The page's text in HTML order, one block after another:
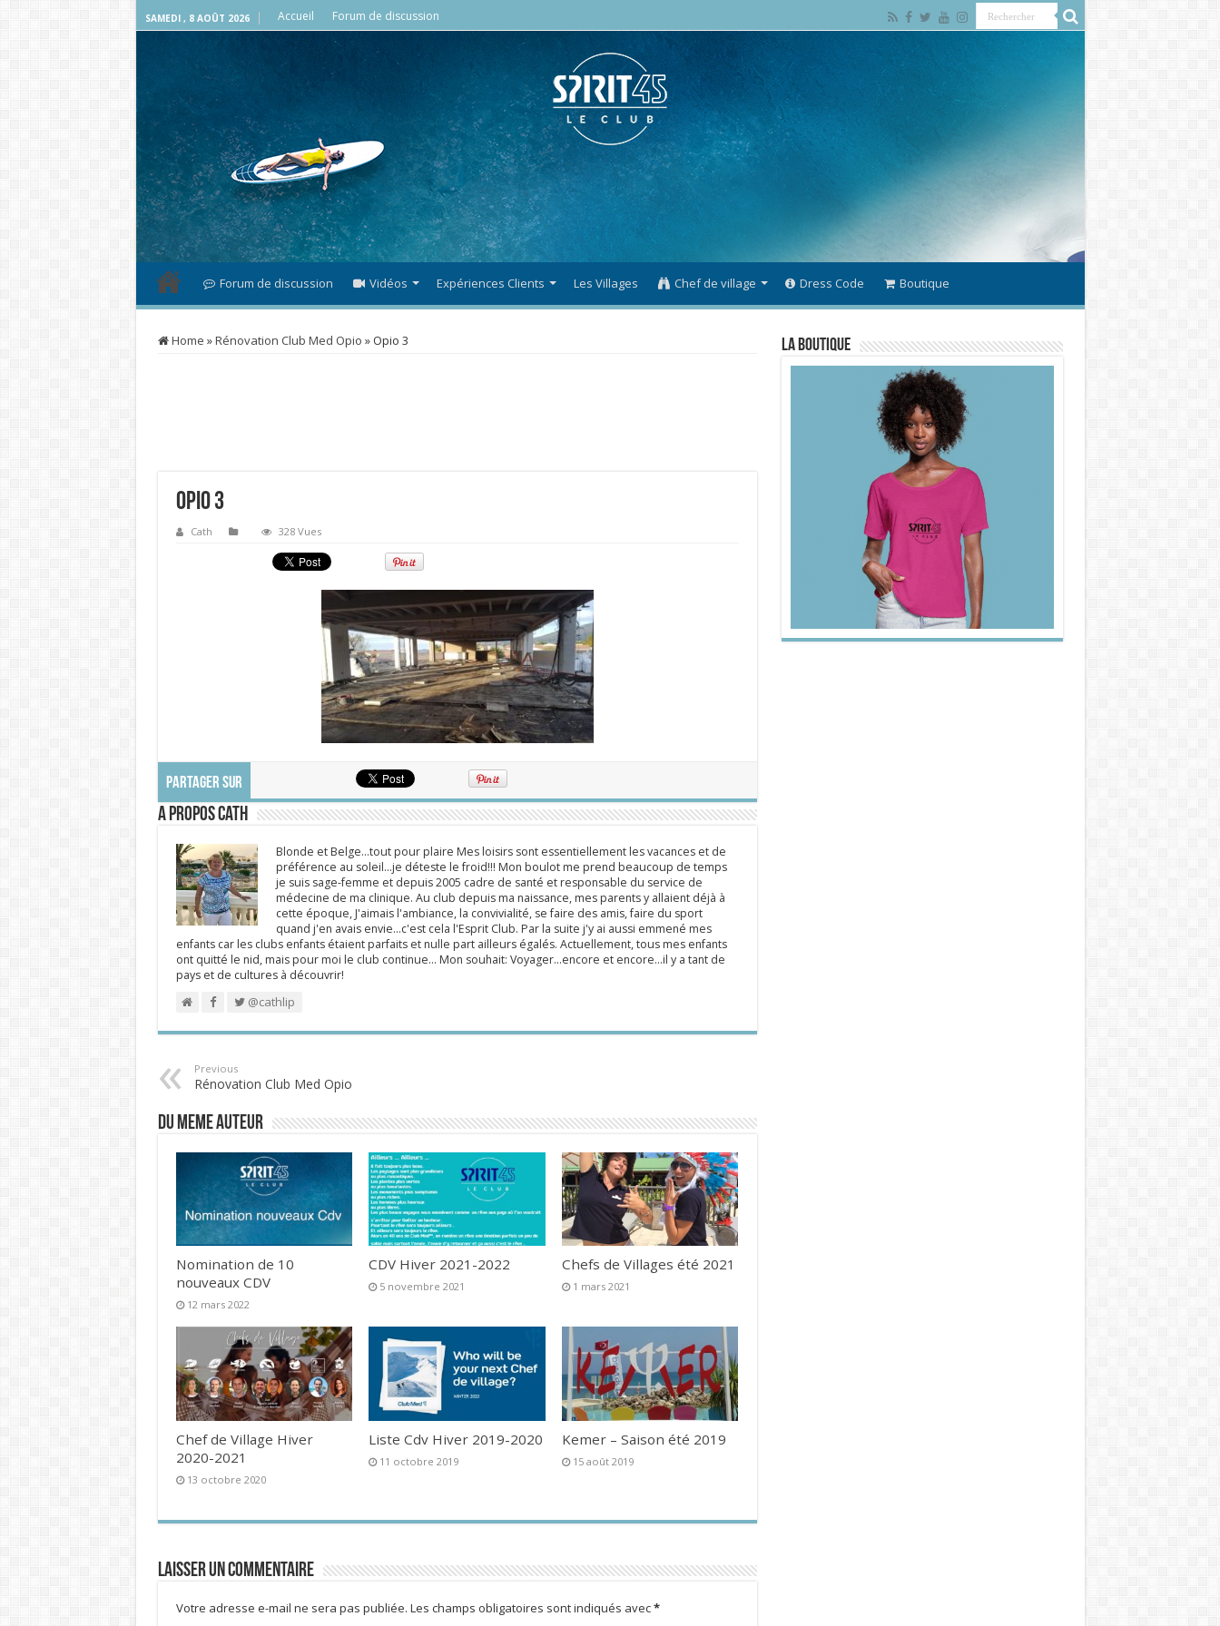
SAMEDI , 8 AOÛT 2026 Accueil Forum de discussion
Forum de discussion Vidéos Expériences Clients Les Villages Chef de village Dress Code Boutique
Home »Rénovation Club Med Opio »Opio 3
Opio 3
Cath 328 Vues
PARTAGER SUR
A propos Cath
Blonde et Belge...tout pour plaire Mes loisirs sont essentiellement les vacances et de
préférence au soleil...je déteste le froid!!! Mon boulot me prend beaucoup de temps
je suis sage-femme et depuis 2005 cadre de santé et responsable du service de
médecine de ma clinique. Au club depuis ma naissance, mes parents y allaient déjà à
cette époque, J'aimais l'ambiance, la convivialité, se faire des amis, faire du sport
quand j'en avais envie...c'est cela l'Esprit Club. Par la suite j'y ai aussi emmené mes
enfants car les clubs enfants étaient parfaits et nulle part ailleurs égalés. Actuellement, tous mes enfants
ont quitté le nid, mais pour moi le club continue... Mon souhait: Voyager...encore et encore...il y a tant de
pays et de cultures à découvrir!
@cathlip
Previous
Rénovation Club Med Opio
DU MEME AUTEUR
Nomination de 10
nouveaux CDV
12 mars 2022
CDV Hiver 2021-2022
5 novembre 2021
Chefs de Villages été 2021
1 mars 2021
Chef de Village Hiver
2020-2021
13 octobre 2020
Liste Cdv Hiver 2019-2020
11 octobre 2019
Kemer – Saison été 2019
15 août 2019
Laisser un commentaire
Votre adresse e-mail ne sera pas publiée. Les champs obligatoires sont indiqués avec*
La Boutique